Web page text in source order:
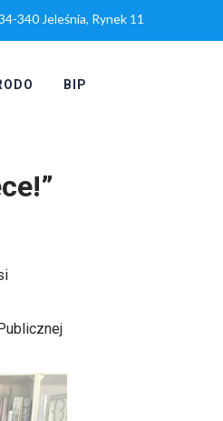
340 Jeleśnia, Rynek 11
BIP